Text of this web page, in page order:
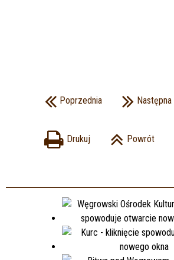
Poprzednia Następna
Drukuj Powrót